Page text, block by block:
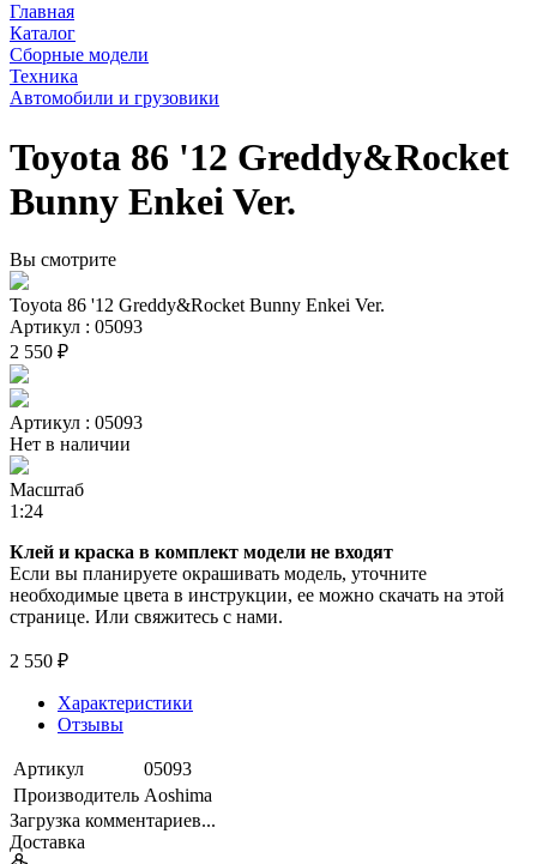
Главная
Каталог
Сборные модели
Техника
Автомобили и грузовики
Toyota 86 '12 Greddy&Rocket
Bunny Enkei Ver.
Вы смотрите
Toyota 86 '12 Greddy&Rocket Bunny Enkei Ver.
Артикул : 05093
2 550 ₽
Артикул : 05093
Нет в наличии
Масштаб
1:24
Клей и краска в комплект модели не входят
Если вы планируете окрашивать модель, уточните
необходимые цвета в инструкции, ее можно скачать на этой
странице. Или свяжитесь с нами.
2 550 ₽
Характеристики
Отзывы
Артикул
05093
Производитель Aoshima
Загрузка комментариев...
Доставка